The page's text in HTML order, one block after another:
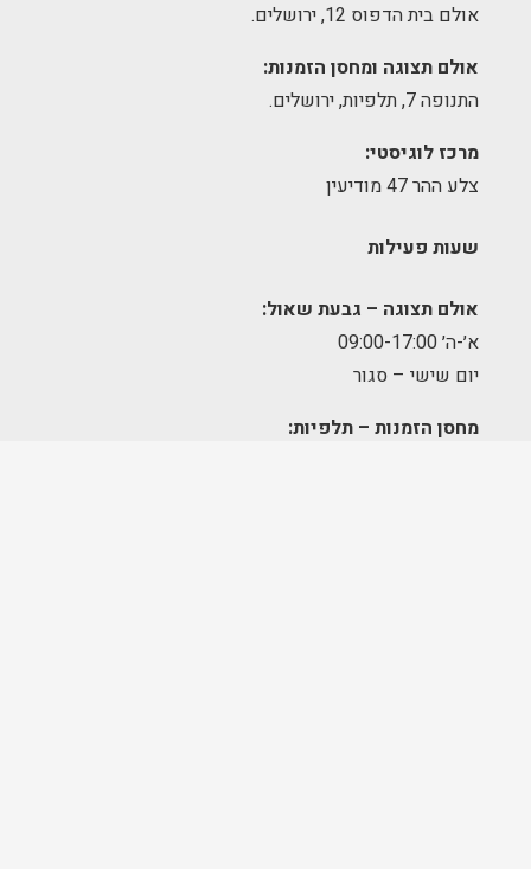
אולם בית הדפוס 12, ירושלים.
אולם תצוגה ומחסן הזמנות:
התנופה 7, תלפיות, ירושלים.
מרכז לוגיסטי:
צלע ההר 47 מודיעין
שעות פעילות
אולם תצוגה – גבעת שאול:
א׳-ה׳ 09:00-17:00
יום שישי – סגור
מחסן הזמנות – תלפיות: